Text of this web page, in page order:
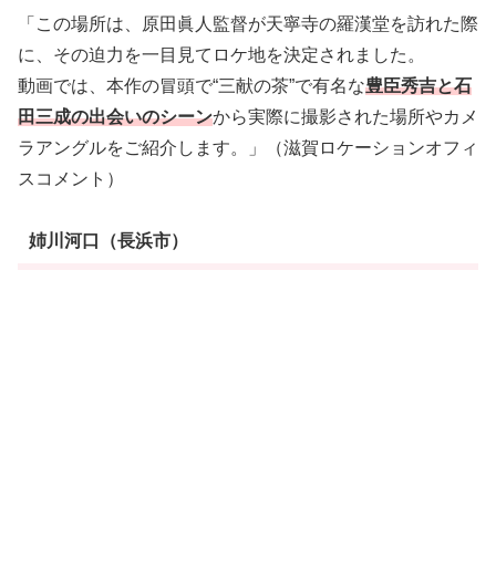
「この場所は、原田眞人監督が天寧寺の羅漢堂を訪れた際
に、その迫力を一目見てロケ地を決定されました。
動画では、本作の冒頭で“三献の茶”で有名な豊臣秀吉と石
田三成の出会いのシーンから実際に撮影された場所やカメ
ラアングルをご紹介します。」（滋賀ロケーションオフィ
スコメント）
姉川河口（長浜市）